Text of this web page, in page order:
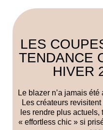
LES
TENDANCE
HIVER
Le blazer n’a jamais
Les créateurs
les rendre plus
« effortless chic » si